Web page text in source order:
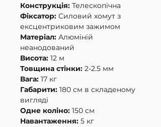
Конструкція: Телескопічна
Фіксатор: Силовий хомут з
ексцентриковим зажимом
Матеріал: Алюміній
неанодований
Висота: 12 м
Товщина стінки: 2-2.5 мм
Вага: 17 кг
Габарити: 180 см в складеному
вигляді
Одне коліно: 150 см
Навантаження: 5 кг